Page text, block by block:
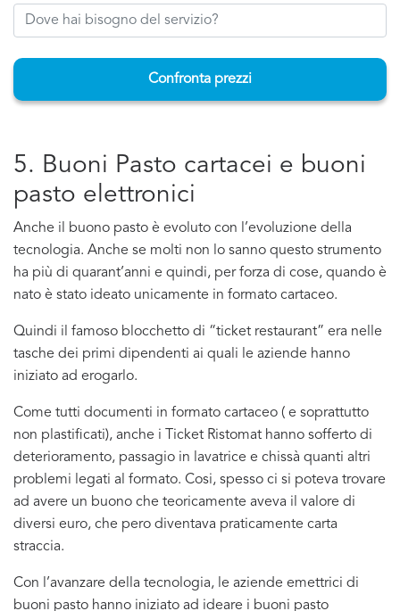
Confronta prezzi
5. Buoni Pasto cartacei e buoni
pasto elettronici
Anche il buono pasto è evoluto con l’evoluzione della
tecnologia. Anche se molti non lo sanno questo strumento
ha più di quarant’anni e quindi, per forza di cose, quando è
nato è stato ideato unicamente in formato cartaceo.
Quindi il famoso blocchetto di “ticket restaurant” era nelle
tasche dei primi dipendenti ai quali le aziende hanno
iniziato ad erogarlo.
Come tutti documenti in formato cartaceo ( e soprattutto
non plastificati), anche i Ticket Ristomat hanno sofferto di
deterioramento, passagio in lavatrice e chissà quanti altri
problemi legati al formato. Cosi, spesso ci si poteva trovare
ad avere un buono che teoricamente aveva il valore di
diversi euro, che pero diventava praticamente carta
straccia.
Con l’avanzare della tecnologia, le aziende emettrici di
buoni pasto hanno iniziato ad ideare i buoni pasto